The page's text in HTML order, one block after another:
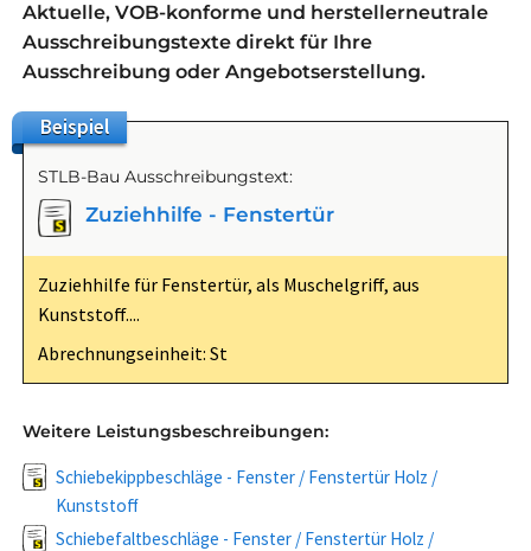
Aktuelle, VOB-konforme und herstellerneutrale
Ausschreibungstexte direkt für Ihre
Ausschreibung oder Angebotserstellung.
Beispiel
STLB-Bau Ausschreibungstext:
Zuziehhilfe - Fenstertür
Zuziehhilfe für Fenstertür, als Muschelgriff, aus
Kunststoff....
Abrechnungseinheit: St
Weitere Leistungsbeschreibungen:
Schiebekippbeschläge - Fenster / Fenstertür Holz /
Kunststoff
Schiebefaltbeschläge - Fenster / Fenstertür Holz /